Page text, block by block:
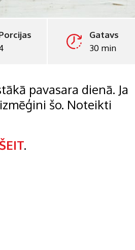
Gatavs
30 min
pavasara dienā. Ja
šo. Noteikti
ŠEIT.